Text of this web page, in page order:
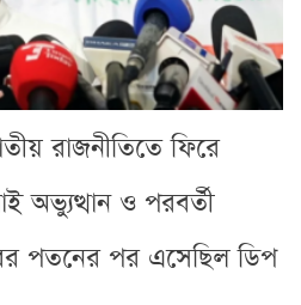
রাজনীতিতে ফিরে
অভ্যুত্থান ও পরবর্তী
পতনের পর এসেছিল ডিপ